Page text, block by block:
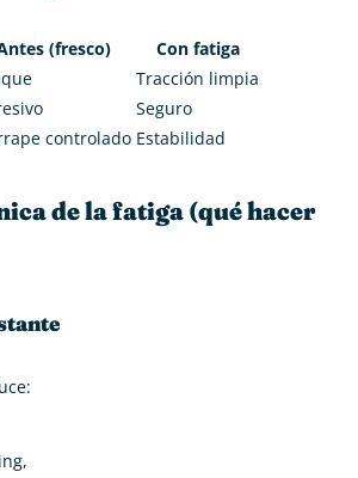
(fresco)
Con fatiga
Tracción limpia
Seguro
controlado Estabilidad
de la fatiga (qué hacer